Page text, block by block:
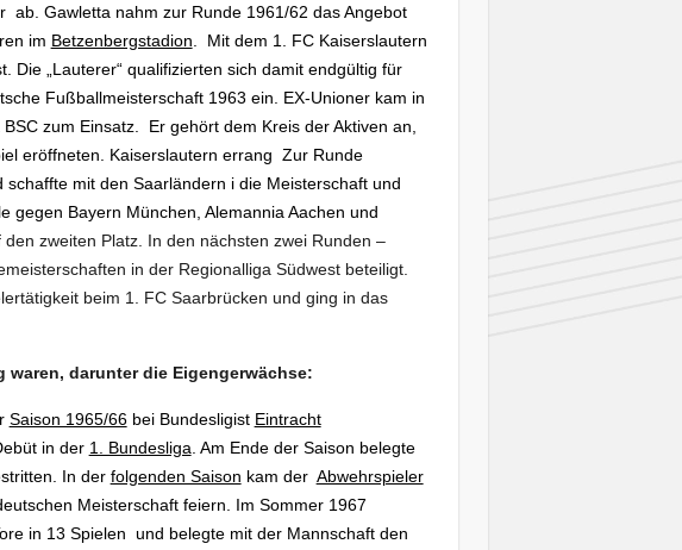
Gawletta nahm zur Runde 1961/62 das Angebot
im Betzenbergstadion
Mit dem 1. FC Kaiserslautern
Die „Lauterer“ qualifizierten sich damit endgültig für
Fußballmeisterschaft 1963 ein. EX-Unioner kam in
zum Einsatz. Er gehört dem Kreis der Aktiven an,
eröffneten. Kaiserslautern errang Zur Runde
schaffte mit den Saarländern i die Meisterschaft und
gegen Bayern München, Alemannia Aachen und
den zweiten Platz. In den nächsten zwei Runden –
in der Regionalliga Südwest beteiligt.
beim 1. FC Saarbrücken und ging in das
darunter die Eigengerwächse:
Saison 1965/66bei Bundesligist Eintracht
in der 1. Bundesliga . Am Ende der Saison belegte
In der folgenden Saison kam der Abwehrspieler
Meisterschaft feiern. Im Sommer 1967
in 13 Spielen und belegte mit der Mannschaft den